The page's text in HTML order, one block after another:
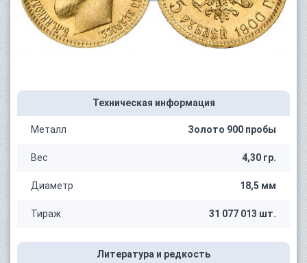
Техническая информация
Металл Золото 900 пробы
Вес 4,30 гр.
Диаметр 18,5 мм
Тираж 31 077 013 шт.
Литература и редкость